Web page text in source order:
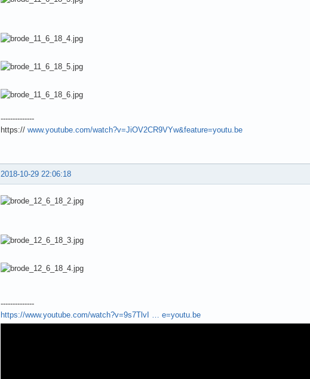
--------------
https:// www.youtube.com/watch?v=JiOV2CR9VYw&feature=youtu.be
2018-10-29 22:06:18
--------------
https://www.youtube.com/watch?v=9s7TlvI … e=youtu.be